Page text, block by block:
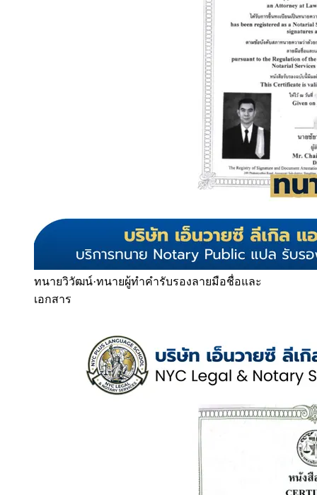
ทนายวิวัฒน์·ทนายผู้ทำคำรับรองลายมือชื่อและ
เอกสาร